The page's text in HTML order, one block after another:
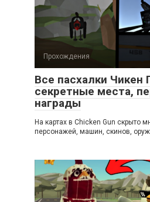
Прохождения
Все пасхалки Чикен
секретные места,
награды
На картах в Chicken Gun скрыто
персонажей, машин, скинов,